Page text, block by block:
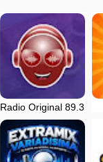
Radio Original 89.3
FM en vivo - Asia,
Lima